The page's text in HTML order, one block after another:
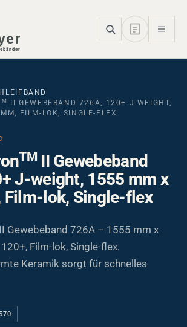
II GEWEBEBAND 726A, 120+ J-WEIGHT,
FILM-LOK, SINGLE-FLEX
TMII Gewebeband
J-weight, 1555 mm x
Film-lok, Single-flex
II Gewebeband 726A – 1555 mm x
Film-lok, Single-flex.
Keramik sorgt für schnelles